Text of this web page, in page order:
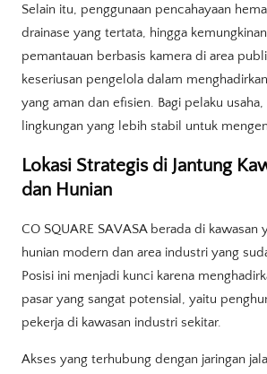
Selain itu, penggunaan pencahayaan
drainase yang tertata, hingga
pemantauan berbasis kamera di area
keseriusan pengelola dalam
yang aman dan efisien. Bagi pelaku
lingkungan yang lebih stabil untuk
Lokasi Strategis di Jantung
dan Hunian
CO SQUARE SAVASA berada di kawasan
hunian modern dan area industri yang
Posisi ini menjadi kunci karena
pasar yang sangat potensial, yaitu
pekerja di kawasan industri sekitar.
Akses yang terhubung dengan jaringan